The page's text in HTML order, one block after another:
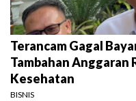
Terancam Gagal
Tambahan Anggaran
Kesehatan
BISNIS